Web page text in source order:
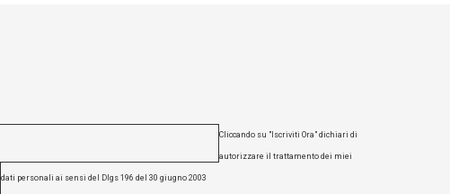
Cliccando su "Iscriviti Ora" dichiari di
autorizzare il trattamento dei miei
dati personali ai sensi del Dlgs 196 del 30 giugno 2003